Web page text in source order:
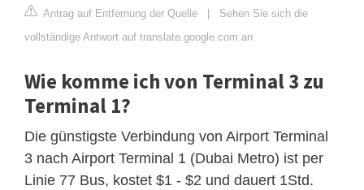
Antrag auf Entfernung der Quelle | Sehen Sie sich die
vollständige Antwort auf translate.google.com an
Wie komme ich von Terminal 3 zu
Terminal 1?
Die günstigste Verbindung von Airport Terminal
3 nach Airport Terminal 1 (Dubai Metro) ist per
Linie 77 Bus, kostet $1 - $2 und dauert 1Std.